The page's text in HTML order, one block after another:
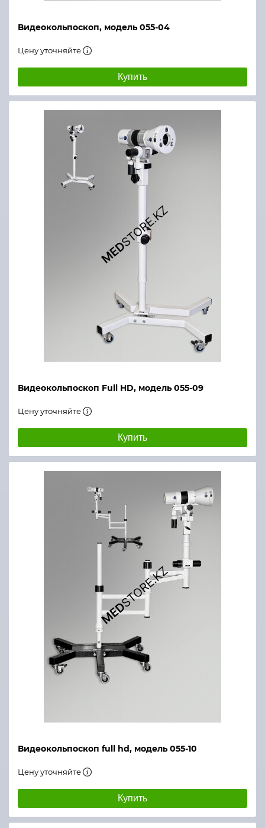
Видеокольпоскоп, модель 055-04
Цену уточняйте
Купить
Видеокольпоскоп Full HD, модель 055-09
Цену уточняйте
Купить
Видеокольпоскоп full hd, модель 055-10
Цену уточняйте
Купить